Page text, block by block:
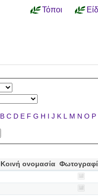
Τόποι
B C D E F G H I J K L M N O P
Κοινή ονομασία